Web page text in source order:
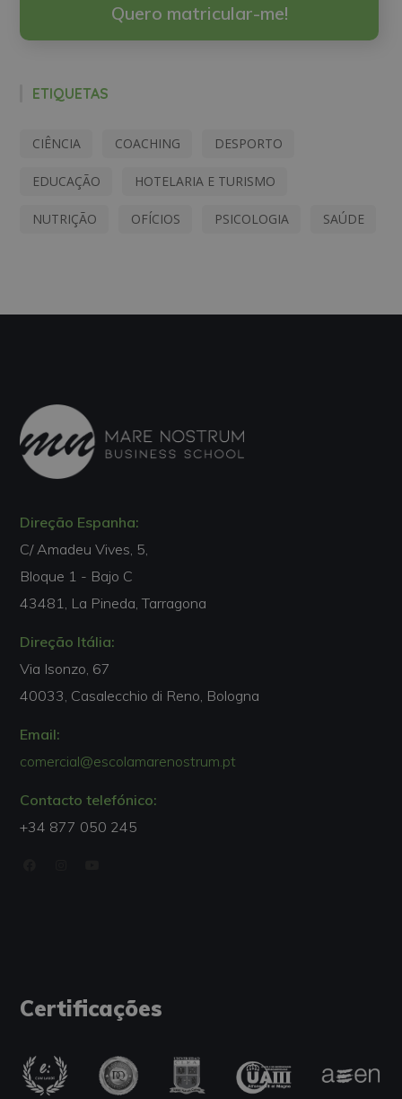
Quero matricular-me!
ETIQUETAS
CIÊNCIA COACHING DESPORTO
EDUCAÇÃO HOTELARIA E TURISMO
NUTRIÇÃO OFÍCIOS PSICOLOGIA SAÚDE
Direção Espanha:
C/ Amadeu Vives, 5,
Bloque 1 - Bajo C
43481, La Pineda, Tarragona
Direção Itália:
Via Isonzo, 67
40033, Casalecchio di Reno, Bologna
Email:
comercial@escolamarenostrum.pt
Contacto telefónico:
+34 877 050 245
Certificações